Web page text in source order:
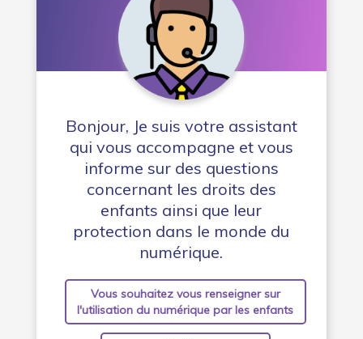
Bonjour, Je suis votre assistant
qui vous accompagne et vous
informe sur des questions
concernant les droits des
enfants ainsi que leur
protection dans le monde du
numérique.
Vous souhaitez vous renseigner sur
l'utilisation du numérique par les enfants